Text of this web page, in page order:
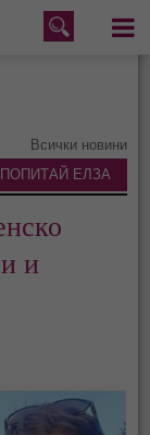
Меню
Всички новини
и
ПОПИТАЙ ЕЛЗА